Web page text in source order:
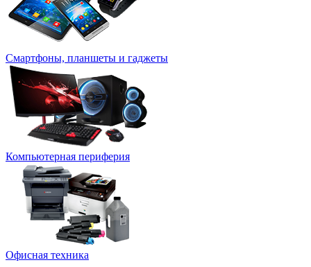
Смартфоны, планшеты и гаджеты
Компьютерная периферия
Офисная техника